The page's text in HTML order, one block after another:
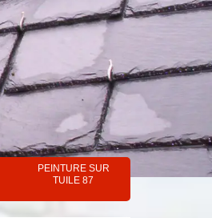
PEINTURE SUR
TUILE 87